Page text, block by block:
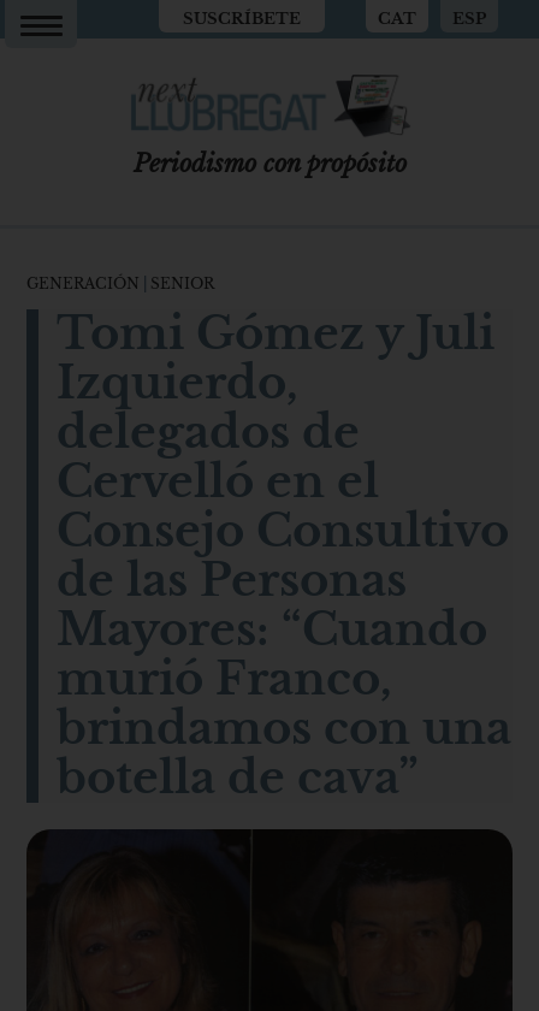
SUSCRÍBETE CAT ESP
Periodismo con propósito
GENERACIÓN SENIOR
Tomi Gómez y Juli
Izquierdo,
delegados de
Cervelló en el
Consejo Consultivo
de las Personas
Mayores: “Cuando
murió Franco,
brindamos con una
botella de cava”